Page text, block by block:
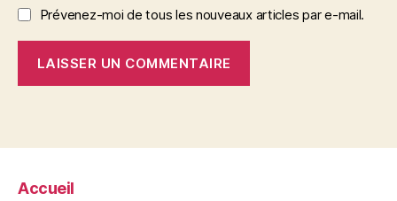
Prévenez-moi de tous les nouveaux articles par e-mail.
Accueil